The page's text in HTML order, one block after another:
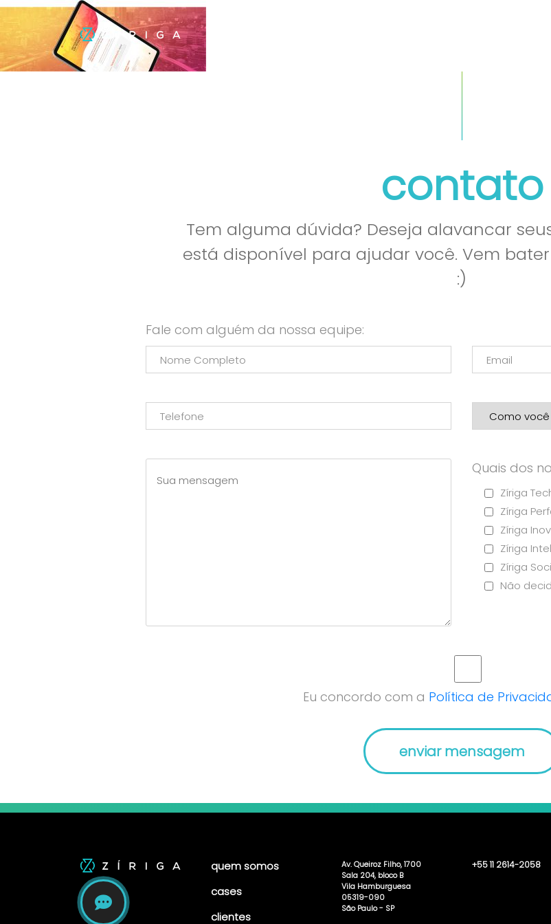
contato
Tem alguma dúvida? Deseja alavancar
está disponível para ajudar você. Vem
:)
Fale com alguém da nossa equipe:
Quais dos
Zíriga
Zíriga
Zíriga
Zíriga
Zíriga
Não
Eu concordo com a Política de
quem somos
cases
clientes
Av. Queiroz Filho, 1700
Sala 204, bloco B
Vila Hamburguesa
05319-090
São Paulo - SP
+55 11 2614-2058